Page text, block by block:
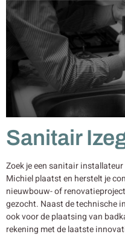
Sanitair
Zoek je een sanitair
Michiel plaatst en herstelt je
nieuwbouw- of
gezocht. Naast de technische
ook voor de plaatsing van
rekening met de laatste